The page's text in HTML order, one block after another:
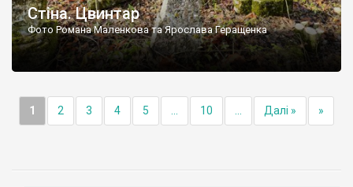
Стіна. Цвинтар
Фото Романа Маленкова та Ярослава Геращенка
1 2 3 4 5 10 Далі » »